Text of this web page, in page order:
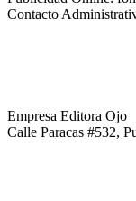
Contacto
Empresa Editora Ojo
Calle Paracas #532,